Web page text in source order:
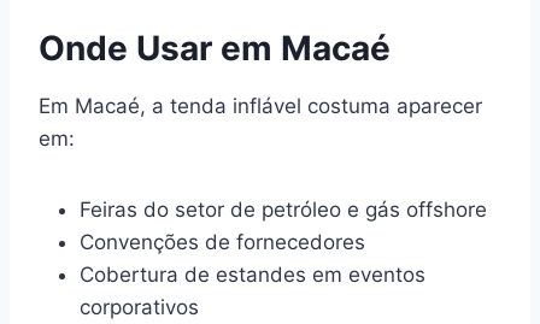
Onde Usar em Macaé
Em Macaé, a tenda inflável costuma aparecer
em:
Feiras do setor de petróleo e gás offshore
Convenções de fornecedores
Cobertura de estandes em eventos
corporativos